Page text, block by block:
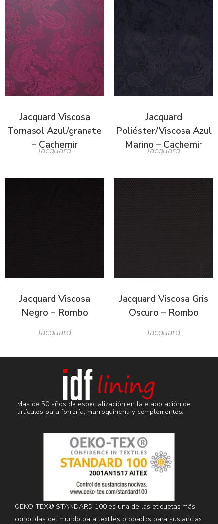
Jacquard Viscosa
Tornasol Azul/granate
– Cachemir
Jacquard
Jacquard
Poliéster/Viscosa Azul
Marino – Cachemir
Jacquard
Jacquard Viscosa
Negro – Rombo
Jacquard
Jacquard Viscosa Gris
Oscuro – Rombo
Jacquard
Mas de 50 años de especialización en la elaboración de
artículos para forrería, marroquinería y complementos.
OEKO-TEX® STANDARD 100 es una de las etiquetas más
conocidas del mundo para textiles probados para sustancias